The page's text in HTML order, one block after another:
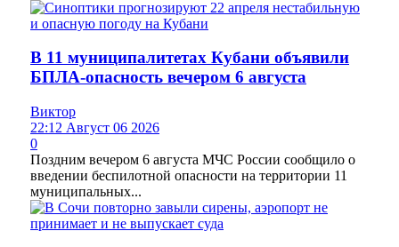
В 11 муниципалитетах Кубани объявили
БПЛА-опасность вечером 6 августа
Виктор
22:12 Август 06 2026
0
Поздним вечером 6 августа МЧС России сообщило о
введении беспилотной опасности на территории 11
муниципальных...